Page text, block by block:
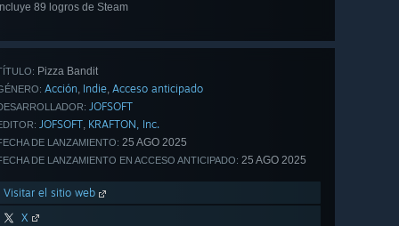
Incluye 89 logros de Steam
Pizza Bandit
Acción, Indie, Acceso anticipado
JOFSOFT
JOFSOFT, KRAFTON, Inc.
DE LANZAMIENTO: 25 AGO 2025
DE LANZAMIENTO EN ACCESO ANTICIPADO: 25 AGO 2025
Visitar el sitio web
X